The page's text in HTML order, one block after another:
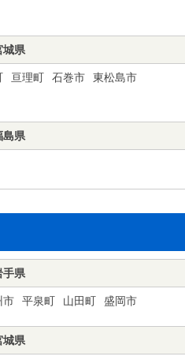
城県
亘理町 石巻市
東松島市
島県
手県
市 平泉町 山田町 盛岡市
城県